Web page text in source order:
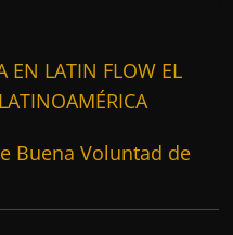
EN LATIN FLOW EL
Buena Voluntad de